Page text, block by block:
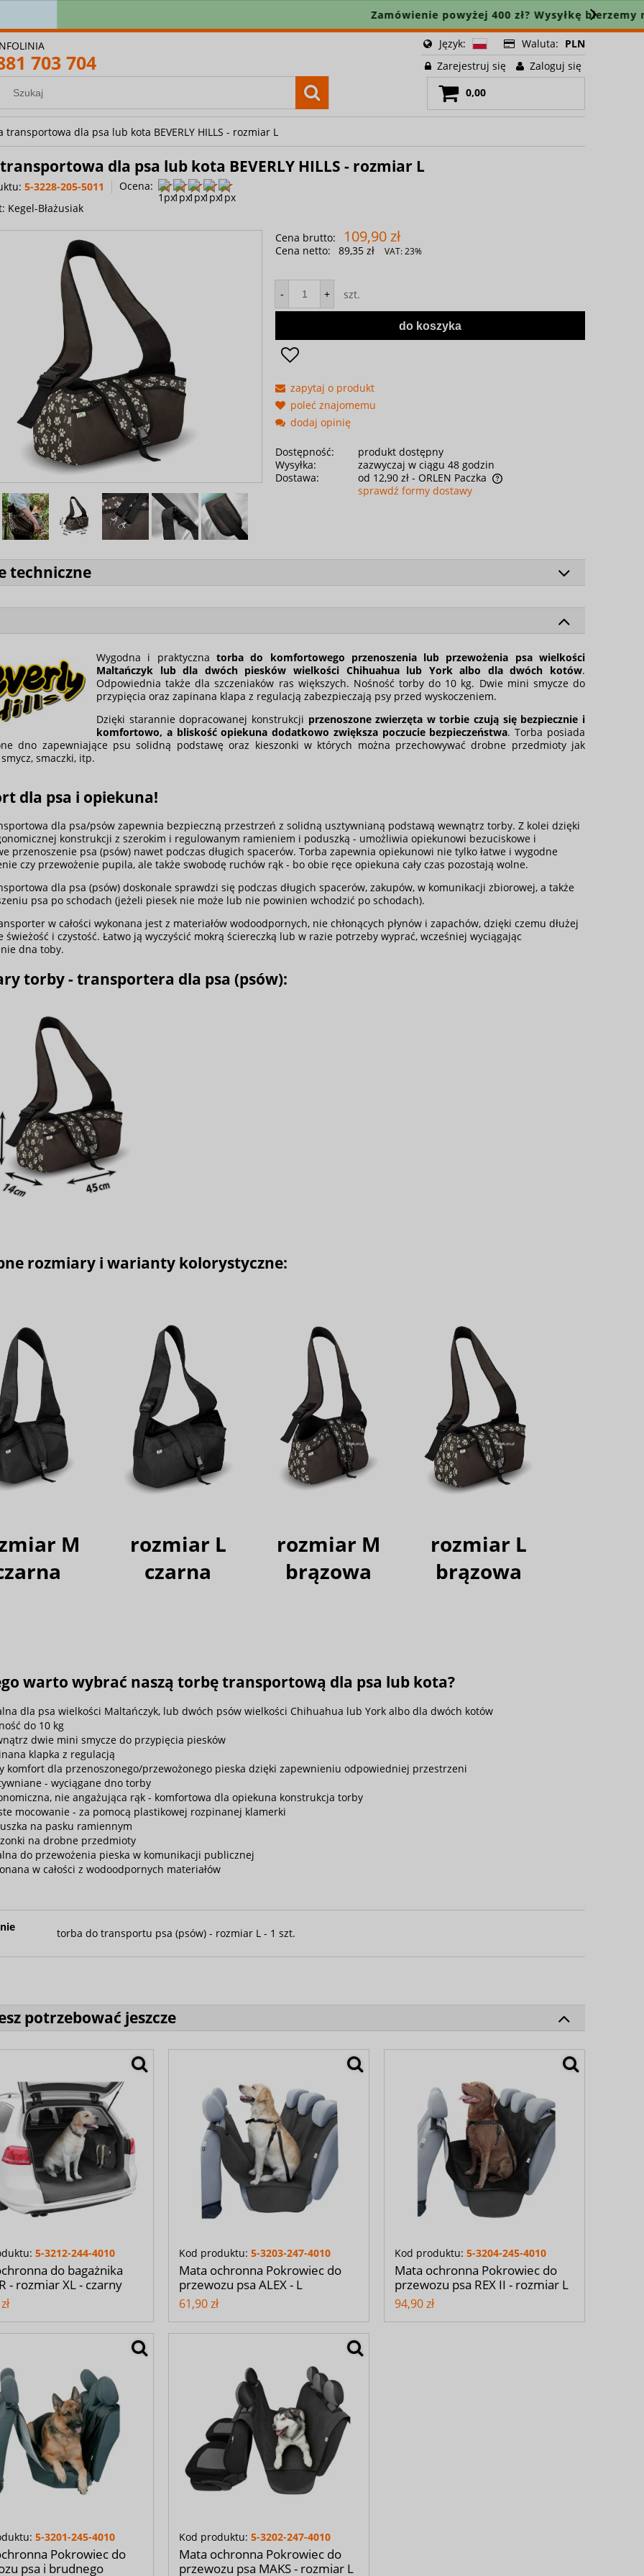
703 704
Język: Waluta: PLN
Zarejestruj się
Zaloguj się
0,00
transportowa dla psa lub kota BEVERLY HILLS - rozmiar L
dla psa lub kota BEVERLY HILLS - rozmiar L
5-3228-205-5011
Ocena:
Kegel-Błażusiak
Cena brutto: 109,90 zł
Cena netto: 89,35 zł VAT:23%
- + szt.
do koszyka
zapytaj o produkt
poleć znajomemu
dodaj opinię
Dostępność:
produkt dostępny
Wysyłka:
zazwyczaj w ciągu 48 godzin
Dostawa:
od 12,90 zł - ORLEN Paczka
sprawdź formy dostawy
techniczne
Wygodna i praktyczna torba do komfortowego przenoszenia lub przewożenia psa wielkości
Maltańczyk lub dla dwóch piesków wielkości Chihuahua lub York albo dla dwóch kotów.
Odpowiednia także dla szczeniaków ras większych. Nośność torby do 10 kg. Dwie mini smycze do
przypięcia oraz zapinana klapa z regulacją zabezpieczają psy przed wyskoczeniem.
Dzięki starannie dopracowanej konstrukcji przenoszone zwierzęta w torbie czują się bezpiecznie i
komfortowo, a bliskość opiekuna dodatkowo zwiększa poczucie bezpieczeństwa. Torba posiada
dno zapewniające psu solidną podstawę oraz kieszonki w których można przechowywać drobne przedmioty jak
smaczki, itp.
dla psa i opiekuna!
dla psa/psów zapewnia bezpieczną przestrzeń z solidną usztywnianą podstawą wewnątrz torby. Z kolei dzięki
konstrukcji z szerokim i regulowanym ramieniem i poduszką - umożliwia opiekunowi bezuciskowe i
przenoszenie psa (psów) nawet podczas długich spacerów. Torba zapewnia opiekunowi nie tylko łatwe i wygodne
czy przewożenie pupila, ale także swobodę ruchów rąk - bo obie ręce opiekuna cały czas pozostają wolne.
dla psa (psów) doskonale sprawdzi się podczas długich spacerów, zakupów, w komunikacji zbiorowej, a także
psa po schodach (jeżeli piesek nie może lub nie powinien wchodzić po schodach).
w całości wykonana jest z materiałów wodoodpornych, nie chłonących płynów i zapachów, dzięki czemu dłużej
świeżość i czystość. Łatwo ją wyczyścić mokrą ściereczką lub w razie potrzeby wyprać, wcześniej wyciągając
dna toby.
torby - transportera dla psa (psów):
rozmiary i warianty kolorystyczne:
M
rozmiar L
czarna
rozmiar M
brązowa
rozmiar L
brązowa
warto wybrać naszą torbę transportową dla psa lub kota?
dla psa wielkości Maltańczyk, lub dwóch psów wielkości Chihuahua lub York albo dla dwóch kotów
do 10 kg
dwie mini smycze do przypięcia piesków
klapka z regulacją
komfort dla przenoszonego/przewożonego pieska dzięki zapewnieniu odpowiedniej przestrzeni
- wyciągane dno torby
nie angażująca rąk - komfortowa dla opiekuna konstrukcja torby
mocowanie - za pomocą plastikowej rozpinanej klamerki
na pasku ramiennym
na drobne przedmioty
do przewożenia pieska w komunikacji publicznej
w całości z wodoodpornych materiałów
torba do transportu psa (psów) - rozmiar L - 1 szt.
potrzebować jeszcze
5-3212-244-4010
do bagażnika
- rozmiar XL - czarny
Kod produktu: 5-3203-247-4010
Mata ochronna Pokrowiec do
przewozu psa ALEX - L
61,90 zł
Kod produktu: 5-3204-245-4010
Mata ochronna Pokrowiec do
przewozu psa REX II - rozmiar L
94,90 zł
5-3201-245-4010
Pokrowiec do
psa i brudnego
Kod produktu: 5-3202-247-4010
Mata ochronna Pokrowiec do
przewozu psa MAKS - rozmiar L